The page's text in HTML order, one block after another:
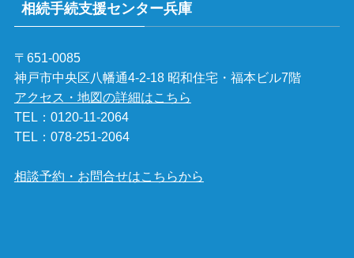
相続手続支援センター兵庫
〒651-0085
神戸市中央区八幡通4-2-18 昭和住宅・福本ビル7階
アクセス・地図の詳細はこちら
TEL： 0120-11-2064
TEL： 078-251-2064
相談予約・お問合せはこちらから